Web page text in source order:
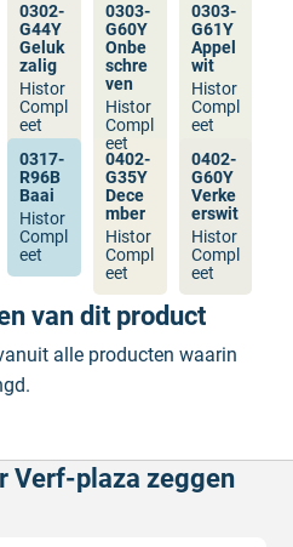
0302-
G44Y
Geluk
zalig
Histor
Compl
eet
0303-
G60Y
Onbe
schre
ven
Histor
Compl
eet
0303-
G61Y
Appel
wit
Histor
Compl
eet
0317-
R96B
Baai
Histor
Compl
eet
0402-
G35Y
Dece
mber
Histor
Compl
eet
0402-
G60Y
Verke
erswit
Histor
Compl
eet
van dit product
alle producten waarin
Verf-plaza zeggen